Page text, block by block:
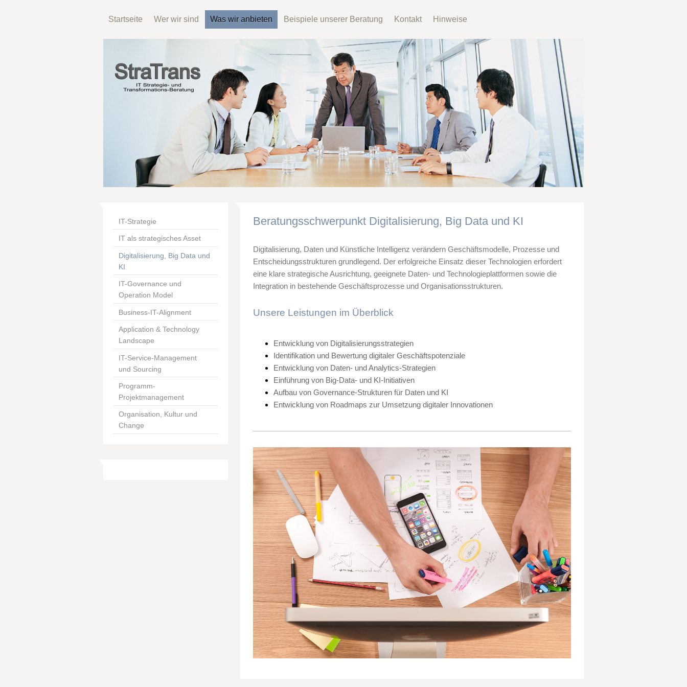
Startseite Wer wir sind Was wir anbieten Beispiele unserer Beratung Kontakt Hinweise
Beratungsschwerpunkt Digitalisierung, Big Data und KI
Digitalisierung, Daten und Künstliche Intelligenz verändern Geschäftsmodelle, Prozesse und
Entscheidungsstrukturen grundlegend. Der erfolgreiche Einsatz dieser Technologien erfordert
eine klare strategische Ausrichtung, geeignete Daten- und Technologieplattformen sowie die
Integration in bestehende Geschäftsprozesse und Organisationsstrukturen.
Unsere Leistungen im Überblick
Entwicklung von Digitalisierungsstrategien
Identifikation und Bewertung digitaler Geschäftspotenziale
Entwicklung von Daten- und Analytics-Strategien
Einführung von Big-Data- und KI-Initiativen
Aufbau von Governance-Strukturen für Daten und KI
Entwicklung von Roadmaps zur Umsetzung digitaler Innovationen
IT-Strategie
IT als strategisches Asset
Digitalisierung, Big Data und
KI
IT-Governance und
Operation Model
Business-IT-Alignment
Application & Technology
Landscape
IT-Service-Management
und Sourcing
Programm-
Projektmanagement
Organisation, Kultur und
Change